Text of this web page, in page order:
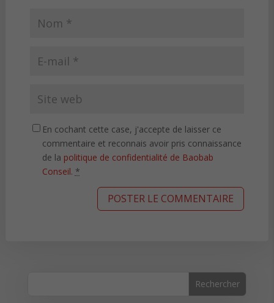
En cochant cette case, j'accepte de laisser ce
commentaire et reconnais avoir pris connaissance
de la politique de confidentialité de Baobab
Conseil. *